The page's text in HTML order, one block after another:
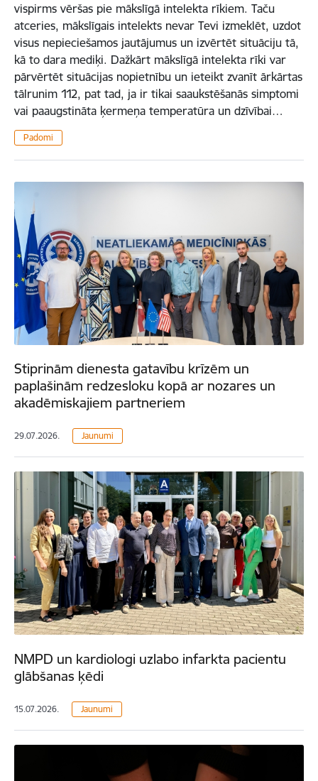
vispirms vēršas pie mākslīgā intelekta rīkiem. Taču
atceries, mākslīgais intelekts nevar Tevi izmeklēt, uzdot
visus nepieciešamos jautājumus un izvērtēt situāciju tā,
kā to dara mediķi. Dažkārt mākslīgā intelekta rīki var
pārvērtēt situācijas nopietnību un ieteikt zvanīt ārkārtas
tālrunim 112, pat tad, ja ir tikai saaukstēšanās simptomi
vai paaugstināta ķermeņa temperatūra un dzīvībai…
Padomi
Stiprinām dienesta gatavību krīzēm un
paplašinām redzesloku kopā ar nozares un
akadēmiskajiem partneriem
29.07.2026. Jaunumi
NMPD un kardiologi uzlabo infarkta pacientu
glābšanas ķēdi
15.07.2026. Jaunumi